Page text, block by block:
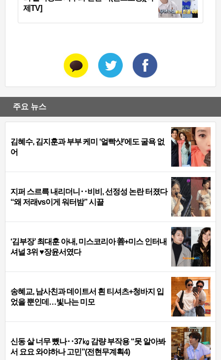
제TV]
주요 뉴스
김혜수, 김지훈과 부부 케미 ‘얼빡샷’에도 굴욕 없
어
지퍼 스르륵 내리더니‥비비, 선정성 논란 터졌다
“왜 저래vs이게 워터밤” 시끌
‘김부장’ 최대훈 아내, 미스코리아 善+미스 인터내
셔널 3위 ♥장윤서였다
송혜교, 남사친과 데이트서 흰 티셔츠+청바지 입
었을 뿐인데…빛나는 미모
신동 살 너무 뺐나‥37㎏ 감량 부작용 “못 알아봐
서 요요 와야하나 고민”(전현무계획4)